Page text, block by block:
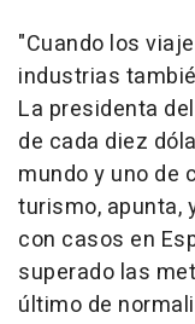
"Cuando los
industrias
La presidenta
de cada diez
mundo y uno de
turismo, apunta,
con casos en
superado las
último de